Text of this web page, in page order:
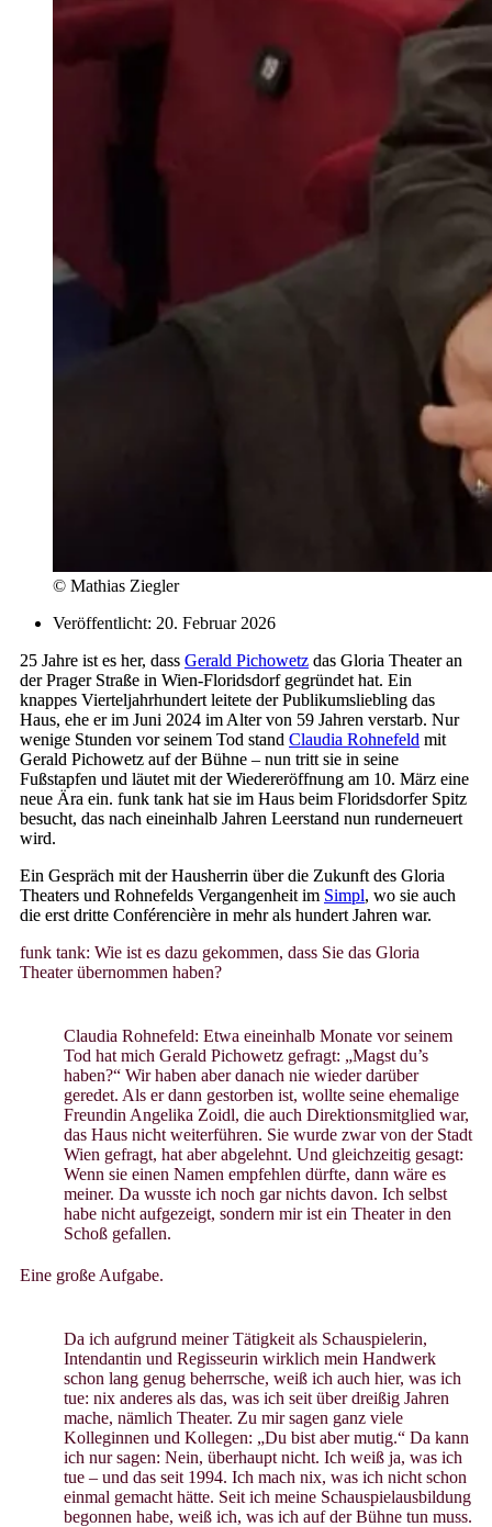
© Mathias Ziegler
Veröffentlicht: 20. Februar 2026
25 Jahre ist es her, dass Gerald Pichowetz das Gloria Theater an
der Prager Straße in Wien-Floridsdorf gegründet hat. Ein
knappes Vierteljahrhundert leitete der Publikumsliebling das
Haus, ehe er im Juni 2024 im Alter von 59 Jahren verstarb. Nur
wenige Stunden vor seinem Tod stand Claudia Rohnefeld mit
Gerald Pichowetz auf der Bühne – nun tritt sie in seine
Fußstapfen und läutet mit der Wiedereröffnung am 10. März eine
neue Ära ein. funk tank hat sie im Haus beim Floridsdorfer Spitz
besucht, das nach eineinhalb Jahren Leerstand nun runderneuert
wird.
Ein Gespräch mit der Hausherrin über die Zukunft des Gloria
Theaters und Rohnefelds Vergangenheit im Simpl, wo sie auch
die erst dritte Conférencière in mehr als hundert Jahren war.
funk tank: Wie ist es dazu gekommen, dass Sie das Gloria
Theater übernommen haben?
Claudia Rohnefeld: Etwa eineinhalb Monate vor seinem
Tod hat mich Gerald Pichowetz gefragt: „Magst du’s
haben?“ Wir haben aber danach nie wieder darüber
geredet. Als er dann gestorben ist, wollte seine ehemalige
Freundin Angelika Zoidl, die auch Direktionsmitglied war,
das Haus nicht weiterführen. Sie wurde zwar von der Stadt
Wien gefragt, hat aber abgelehnt. Und gleichzeitig gesagt:
Wenn sie einen Namen empfehlen dürfte, dann wäre es
meiner. Da wusste ich noch gar nichts davon. Ich selbst
habe nicht aufgezeigt, sondern mir ist ein Theater in den
Schoß gefallen.
Eine große Aufgabe.
Da ich aufgrund meiner Tätigkeit als Schauspielerin,
Intendantin und Regisseurin wirklich mein Handwerk
schon lang genug beherrsche, weiß ich auch hier, was ich
tue: nix anderes als das, was ich seit über dreißig Jahren
mache, nämlich Theater. Zu mir sagen ganz viele
Kolleginnen und Kollegen: „Du bist aber mutig.“ Da kann
ich nur sagen: Nein, überhaupt nicht. Ich weiß ja, was ich
tue – und das seit 1994. Ich mach nix, was ich nicht schon
einmal gemacht hätte. Seit ich meine Schauspielausbildung
begonnen habe, weiß ich, was ich auf der Bühne tun muss.